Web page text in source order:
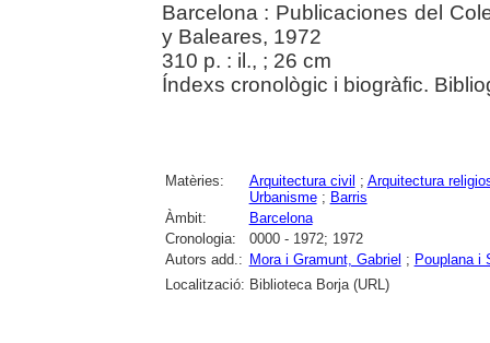
Barcelona : Publicaciones del
y Baleares, 1972
310 p. : il., ; 26 cm
Índexs cronològic i biogràfic.
Matèries: Arquitectura civil ; Arquitectura
Urbanisme; Barris
Àmbit:
Barcelona
Cronologia:
0000 - 1972; 1972
Autors add.: Mora i Gramunt, Gabriel ; Pouplana i
Localització: Biblioteca Borja (URL)